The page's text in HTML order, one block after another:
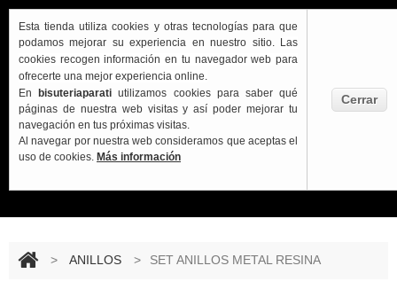
Carrito:
> ANILLOS > SET ANILLOS METAL RESINA
Esta tienda utiliza cookies y otras tecnologías para que
podamos mejorar su experiencia en nuestro sitio. Las
cookies recogen información en tu navegador web para
ofrecerte una mejor experiencia online.
En
bisuteriaparati utilizamos cookies para saber qué
páginas de nuestra web visitas y así poder mejorar tu
navegación en tus próximas visitas.
Al navegar por nuestra web consideramos que aceptas el
uso de cookies. Más información
Cerrar